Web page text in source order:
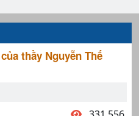
thầy Nguyễn Thế